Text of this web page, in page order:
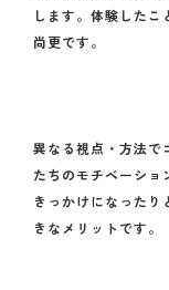
します。体験した
尚更です。
異なる視点・方法で
たちのモチベーショ
きっかけになったり
きなメリットです。